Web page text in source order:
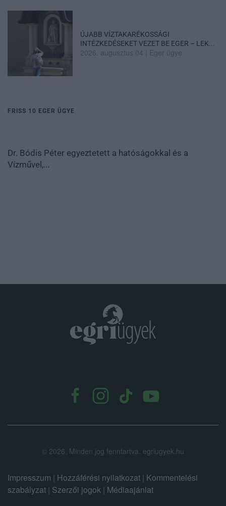
ÚJABB VÍZTAKARÉKOSSÁGI
INTÉZKEDÉSEKET VEZET BE EGER – LEK...
2026. augusztus 04 Eger ügye
FRISS 10 EGER ÜGYE
Dr. Bódis Péter egyeztetett a hatóságokkal és a
Vízművel,...
© 2026. Minden jog fenntartva. egriugyek.hu
Impresszum | Hozzáférési nyilatkozat | Kommentelési
szabályzat | Szerzői jogok | Médiaajánlat